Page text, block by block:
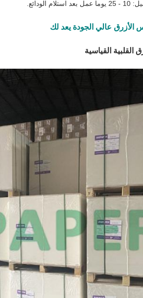
الأزرق عالي الجودة يعد لك
القلبية القياسية